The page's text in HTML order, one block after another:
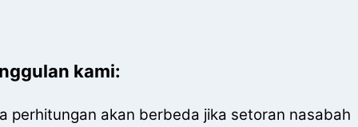
kami:
perhitungan akan berbeda jika setoran nasabah